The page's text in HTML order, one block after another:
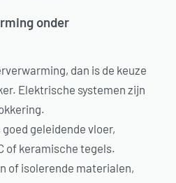
onder
dan is de keuze
Elektrische systemen zijn
geleidende vloer,
of keramische tegels.
of isolerende materialen,